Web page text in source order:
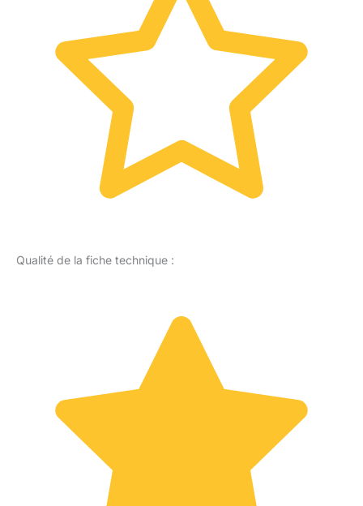
Qualité de la fiche technique :